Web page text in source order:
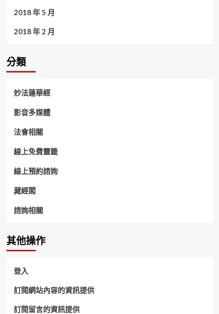
2018 年 5 月
2018 年 2 月
分類
妙法蓮華經
影音多媒體
法會相關
線上免費靈籤
線上預約諮詢
藏經閣
諮詢相關
其他操作
登入
訂閱網站內容的資訊提供
訂閱留言的資訊提供